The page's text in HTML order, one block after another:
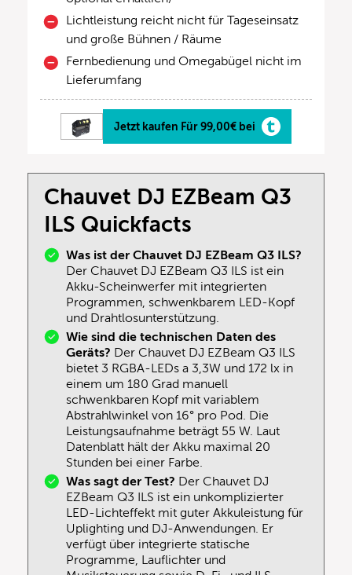
Lichtleistung reicht nicht für Tageseinsatz
und große Bühnen / Räume
Fernbedienung und Omegabügel nicht im
Lieferumfang
Jetzt kaufen Für 99,00€ bei
Chauvet DJ EZBeam Q3
ILS Quickfacts
Was ist der Chauvet DJ EZBeam Q3 ILS?
Der Chauvet DJ EZBeam Q3 ILS ist ein
Akku-Scheinwerfer mit integrierten
Programmen, schwenkbarem LED-Kopf
und Drahtlosunterstützung.
Wie sind die technischen Daten des
Geräts? Der Chauvet DJ EZBeam Q3 ILS
bietet 3 RGBA-LEDs a 3,3W und 172 lx in
einem um 180 Grad manuell
schwenkbaren Kopf mit variablem
Abstrahlwinkel von 16° pro Pod. Die
Leistungsaufnahme beträgt 55 W. Laut
Datenblatt hält der Akku maximal 20
Stunden bei einer Farbe.
Was sagt der Test? Der Chauvet DJ
EZBeam Q3 ILS ist ein unkomplizierter
LED-Lichteffekt mit guter Akkuleistung für
Uplighting und DJ-Anwendungen. Er
verfügt über integrierte statische
Programme, Lauflichter und